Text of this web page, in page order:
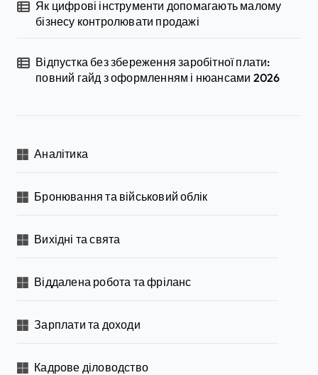
Як цифрові інструменти допомагають малому
бізнесу контролювати продажі
Відпустка без збереження заробітної плати:
повний гайд з оформленням і нюансами 2026
Аналітика
Бронювання та військовий облік
Вихідні та свята
Віддалена робота та фріланс
Зарплати та доходи
Кадрове діловодство